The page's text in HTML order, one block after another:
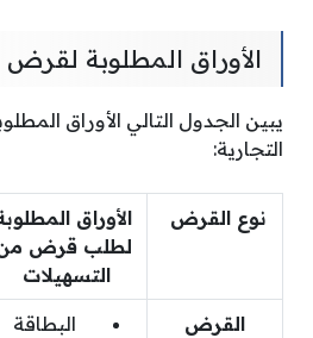
الأوراق المطلوبة لقرض
يبين الجدول التالي الأوراق
التجارية:
نوع القرض
الأوراق
لطلب قرض
التسهيلات
القرض
البطاقة